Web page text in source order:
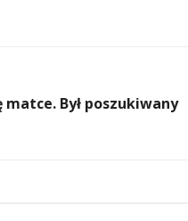
matce. Był poszukiwany